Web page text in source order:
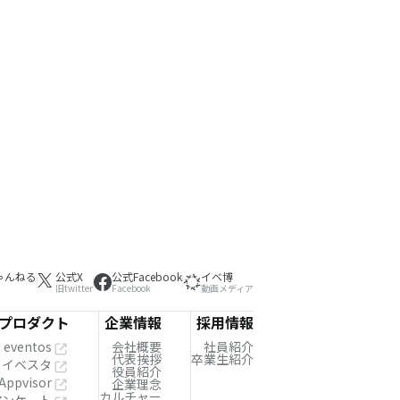
んねる 公式X
旧twitter
公式Facebook
Facebook
イベ博
動画メディア
プロダクト
eventos
イベスタ
企業情報
会社概要
代表挨拶
役員紹介
企業理念
カルチャー
採用情報
社員紹介
卒業生紹介